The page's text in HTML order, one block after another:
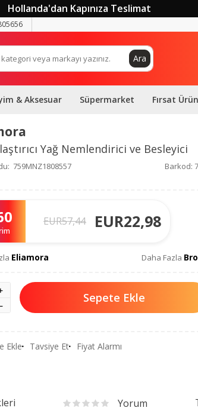
Hollanda'dan Kapınıza Teslimat
Ara
& Aksesuar Süpermarket Fırsat
Yağ Nemlendirici ve Besleyici
759MNZ1808557 Barkod:
EUR57,44 EUR22,98
Eliamora Daha Fazla
Sepete Ekle
Ekle Tavsiye Et Fiyat Alarmı
Yorum